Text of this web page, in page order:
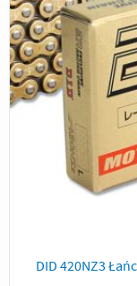
DID 420NZ3